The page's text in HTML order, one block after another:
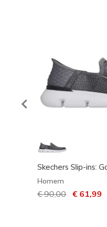
Skechers Slip-ins:
Homem
Preço com
€ 90,00 para
€ 61,99